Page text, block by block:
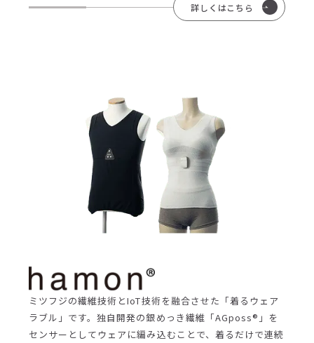
詳しくはこちら
ミツフジの繊維技術とIoT技術を融合させた「着るウェア
ラブル」です。独自開発の銀めっき繊維「AGposs®」を
センサーとしてウェアに編み込むことで、着るだけで連続